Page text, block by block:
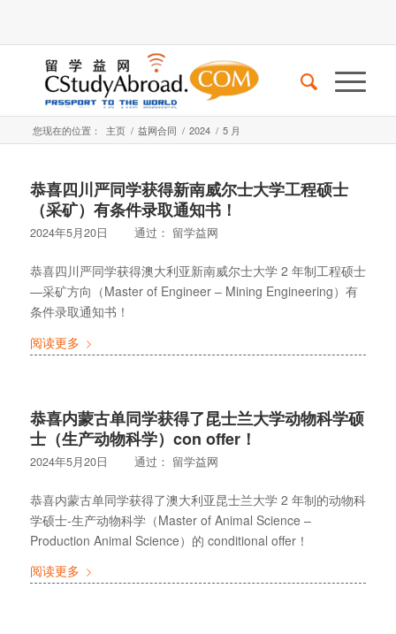
您现在的位置： 主页 / 益网合同 / 2024 / 5 月
恭喜四川严同学获得新南威尔士大学工程硕士
（采矿）有条件录取通知书！
2024年5月20日 通过： 留学益网
恭喜四川严同学获得澳大利亚新南威尔士大学 2 年制工程硕士
—采矿方向（Master of Engineer – Mining Engineering）有
条件录取通知书！
阅读更多
恭喜内蒙古单同学获得了昆士兰大学动物科学硕
士（生产动物科学）con offer！
2024年5月20日 通过： 留学益网
恭喜内蒙古单同学获得了澳大利亚昆士兰大学 2 年制的动物科
学硕士-生产动物科学（Master of Animal Science –
Production Animal Science）的 conditional offer！
阅读更多